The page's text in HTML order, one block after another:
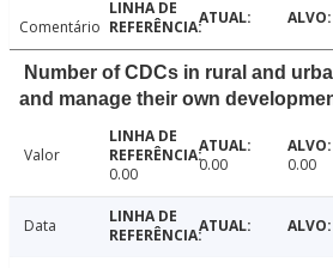
Comentário
Number of CDCs in rural and
and manage their own
Valor
0.00
0.00 0.00
Data